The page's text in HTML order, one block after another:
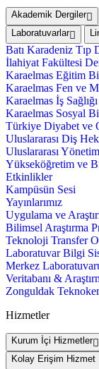
Akademik Dergiler
Laboratuvarlar
Batı Karadeniz Tıp
İlahiyat Fakültesi
Karaelmas Eğitim
Karaelmas Fen ve
Karaelmas İş
Karaelmas Sosyal
Türkiye Diyabet ve
Uluslararası Diş
Uluslararası
Yükseköğretim ve
Etkinlikler
Kampüsün Sesi
Yayınlarımız
Uygulama ve
Bilimsel Araştırma
Teknoloji Transfer
Laboratuvar Bilgi
Merkez
Veritabanı &
Zonguldak
Hizmetler
Kurum İçi Hizmetler
Kolay Erişim Hizmet